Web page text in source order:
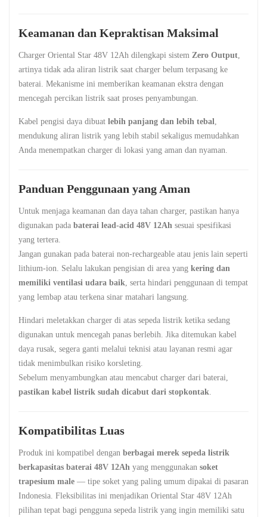
Keamanan dan Kepraktisan Maksimal
Charger Oriental Star 48V 12Ah dilengkapi sistem Zero Output,
artinya tidak ada aliran listrik saat charger belum terpasang ke
baterai. Mekanisme ini memberikan keamanan ekstra dengan
mencegah percikan listrik saat proses penyambungan.
Kabel pengisi daya dibuat lebih panjang dan lebih tebal,
mendukung aliran listrik yang lebih stabil sekaligus memudahkan
Anda menempatkan charger di lokasi yang aman dan nyaman.
Panduan Penggunaan yang Aman
Untuk menjaga keamanan dan daya tahan charger, pastikan hanya
digunakan pada baterai lead-acid 48V 12Ah sesuai spesifikasi
yang tertera.
Jangan gunakan pada baterai non-rechargeable atau jenis lain seperti
lithium-ion. Selalu lakukan pengisian di area yang kering dan
memiliki ventilasi udara baik, serta hindari penggunaan di tempat
yang lembap atau terkena sinar matahari langsung.
Hindari meletakkan charger di atas sepeda listrik ketika sedang
digunakan untuk mencegah panas berlebih. Jika ditemukan kabel
daya rusak, segera ganti melalui teknisi atau layanan resmi agar
tidak menimbulkan risiko korsleting.
Sebelum menyambungkan atau mencabut charger dari baterai,
pastikan kabel listrik sudah dicabut dari stopkontak.
Kompatibilitas Luas
Produk ini kompatibel dengan berbagai merek sepeda listrik
berkapasitas baterai 48V 12Ah yang menggunakan soket
trapesium male — tipe soket yang paling umum dipakai di pasaran
Indonesia. Fleksibilitas ini menjadikan Oriental Star 48V 12Ah
pilihan tepat bagi pengguna sepeda listrik yang ingin memiliki satu